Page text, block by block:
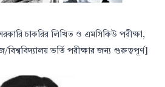
চাকরির লিখিত ও এমসিকিউ পরীক্ষা,
বিশ্ববিদ্যালয় ভর্তি পরীক্ষার জন্য গুরুত্বপূর্ণ]